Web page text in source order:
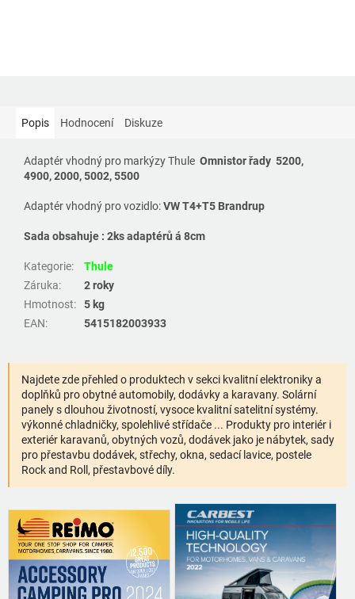
Popis Hodnocení Diskuze
Adaptér vhodný pro markýzy Thule Omnistor řady 5200,
4900, 2000, 5002, 5500
Adaptér vhodný pro vozidlo:VW T4+T5 Brandrup
Sada obsahuje : 2ks adaptérů á 8cm
Kategorie:
Thule
Záruka:
2 roky
Hmotnost:
5 kg
EAN: 5415182003933
Najdete zde přehled o produktech v sekci kvalitní elektroniky a
doplňků pro obytné automobily, dodávky a karavany. Solární
panely s dlouhou životností, vysoce kvalitní satelitní systémy.
výkonné chladničky, spolehlivé střídače ... Produkty pro interiér i
exteriér karavanů, obytných vozů, dodávek jako je nábytek, sady
pro přestavbu dodávek, střechy, okna, sedací lavice, postele
Rock and Roll, přestavbové díly.